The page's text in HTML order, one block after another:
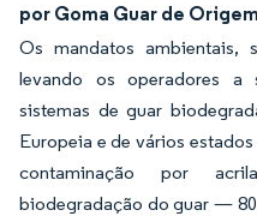
por Goma Guar de
Os mandatos ambientais,
levando os operadores a
sistemas de guar
Europeia e de vários
contaminação por
biodegradação do guar —